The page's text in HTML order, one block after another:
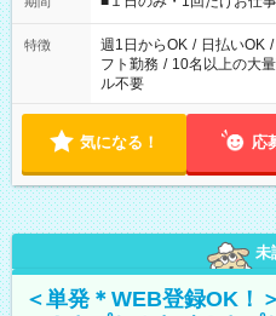
ください！
特徴 週1日からOK / 日払いOK /
フト勤務 / 10名以上の大
ル不要
気になる！ 応
未
＜単発＊WEB登録OK！